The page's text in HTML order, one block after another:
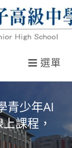
選單
青少年AI
課程，